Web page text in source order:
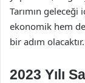
Tarımın
ekonomik hem
bir adım olacaktır.
2023 Yılı